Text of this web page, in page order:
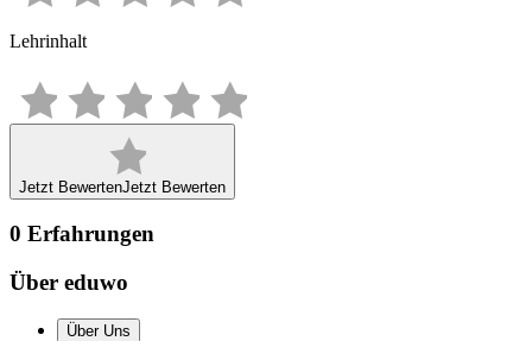
Lehrinhalt
Jetzt BewertenJetzt Bewerten
0 Erfahrungen
Über eduwo
Über Uns